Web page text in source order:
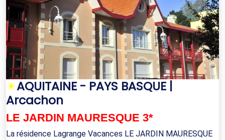
☀AQUITAINE - PAYS BASQUE |
Arcachon
LE JARDIN MAURESQUE 3*
La résidence Lagrange Vacances LE JARDIN MAURESQUE